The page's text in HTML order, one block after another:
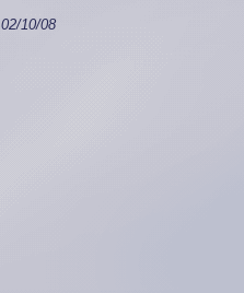
02/10/08